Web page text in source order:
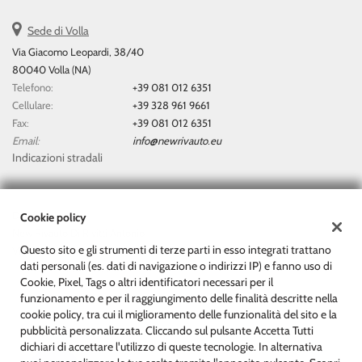
Sede di Volla
Via Giacomo Leopardi, 38/40
80040 Volla (NA)
Telefono:
+39 081 012 6351
Cellulare:
+39 328 961 9661
Fax:
+39 081 012 6351
Email:
info@newrivauto.eu
Indicazioni stradali
Dati fiscali:
Via Giacomo Leopardi, 38/40, Volla (NA)
C.F/P.IVA:07153511212
Registro delle imprese:NA
Cookie policy
Questo sito e gli strumenti di terze parti in esso integrati trattano
dati personali (es. dati di navigazione o indirizzi IP) e fanno uso di
Cookie, Pixel, Tags o altri identificatori necessari per il
funzionamento e per il raggiungimento delle finalità descritte nella
cookie policy, tra cui il miglioramento delle funzionalità del sito e la
pubblicità personalizzata. Cliccando sul pulsante Accetta Tutti
dichiari di accettare l'utilizzo di queste tecnologie. In alternativa
strumenti
di
tracciamento
si
rimanda
alla
cookie
policy.
Puoi
rivedere
e
modificare
le
scelte
in
qualsiasi
momento.